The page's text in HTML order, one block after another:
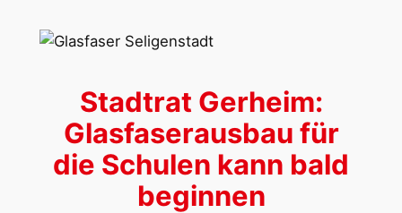
Stadtrat Gerheim:
Glasfaserausbau für
die Schulen kann bald
beginnen